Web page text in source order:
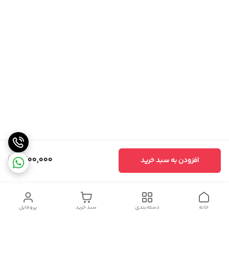
1,200,000 افزودن به سبد خرید
پروفایل سبد خرید دسته‌بندی خانه